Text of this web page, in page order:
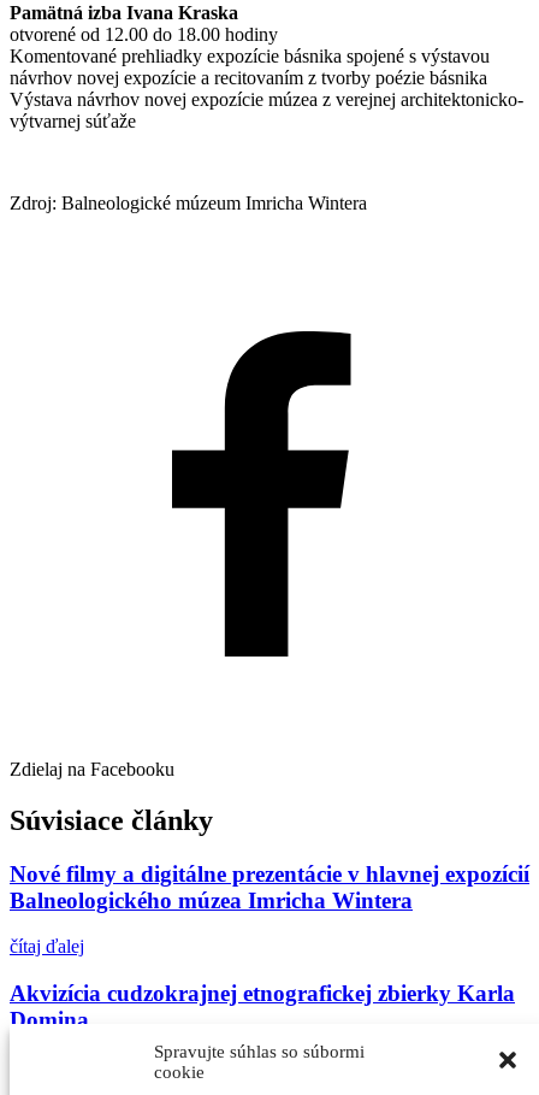
Spravujte súhlas so súbormi
cookie
Pamätná izba Ivana Kraska
otvorené od 12.00 do 18.00 hodiny
Komentované prehliadky expozície básnika spojené s výstavou
návrhov novej expozície a recitovaním z tvorby poézie básnika
Výstava návrhov novej expozície múzea z verejnej architektonicko-
výtvarnej súťaže
Zdroj: Balneologické múzeum Imricha Wintera
Zdielaj na Facebooku
Súvisiace články
Nové filmy a digitálne prezentácie v hlavnej expozícií
Balneologického múzea Imricha Wintera
čítaj ďalej
Akvizícia cudzokrajnej etnografickej zbierky Karla
Domina